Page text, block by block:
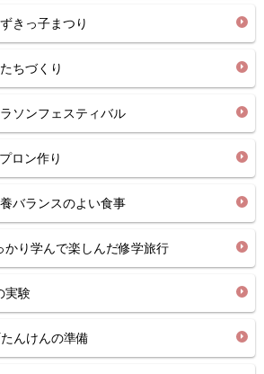
きっ子まつり
ちづくり
ソンフェスティバル
ロン作り
バランスのよい食事
り学んで楽しんだ修学旅行
実験
んけんの準備